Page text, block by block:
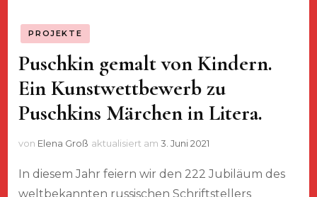
PROJEKTE
Puschkin gemalt von Kindern.
Ein Kunstwettbewerb zu
Puschkins Märchen in Litera.
von Elena Groß aktualisiert am3. Juni 2021
In diesem Jahr feiern wir den 222 Jubiläum des
weltbekannten russischen Schriftstellers